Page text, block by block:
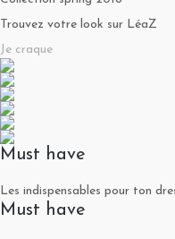
Trouvez votre look sur LéaZ
Je craque
Must have
Les indispensables pour ton
Must have